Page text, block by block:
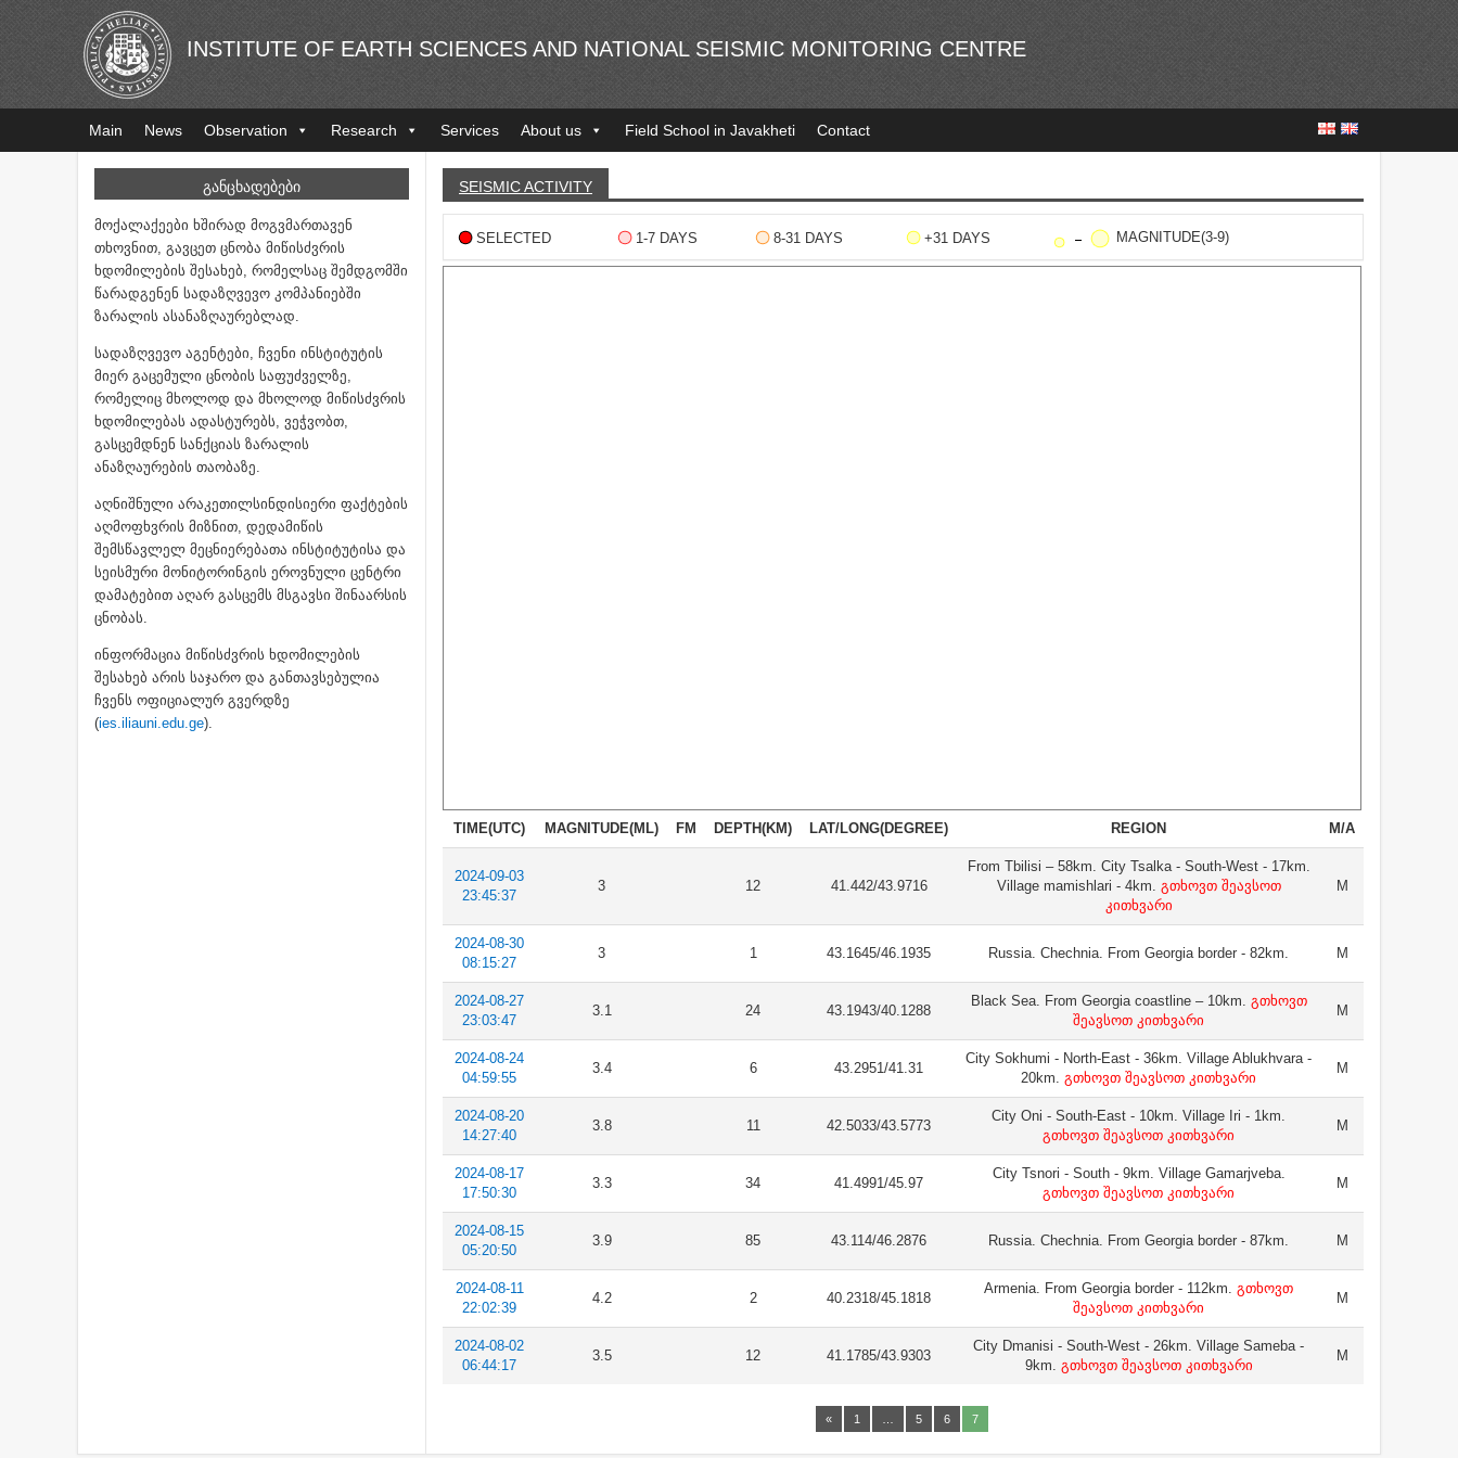
INSTITUTE OF EARTH SCIENCES AND NATIONAL SEISMIC MONITORING CENTRE
Main News Observation Research Services About us Field School in Javakheti Contact
ᲒᲐᲜᲪᲮᲐᲓᲔᲑᲔᲑᲘ
მოქალაქეები ხშირად მოგვმართავენ
თხოვნით, გავცეთ ცნობა მიწისძვრის
ხდომილების შესახებ, რომელსაც შემდგომში
წარადგენენ სადაზღვევო კომპანიებში
ზარალის ასანაზღაურებლად.
სადაზღვევო აგენტები, ჩვენი ინსტიტუტის
მიერ გაცემული ცნობის საფუძველზე,
რომელიც მხოლოდ და მხოლოდ მიწისძვრის
ხდომილებას ადასტურებს, ვეჭვობთ,
გასცემდნენ სანქციას ზარალის
ანაზღაურების თაობაზე.
აღნიშნული არაკეთილსინდისიერი ფაქტების
აღმოფხვრის მიზნით, დედამიწის
შემსწავლელ მეცნიერებათა ინსტიტუტისა და
სეისმური მონიტორინგის ეროვნული ცენტრი
დამატებით აღარ გასცემს მსგავსი შინაარსის
ცნობას.
ინფორმაცია მიწისძვრის ხდომილების
შესახებ არის საჯარო და განთავსებულია
ჩვენს ოფიციალურ გვერდზე
(ies.iliauni.edu.ge).
SEISMIC ACTIVITY
SELECTED 1-7 DAYS 8-31 DAYS +31 DAYS MAGNITUDE(3-9)
TIME(UTC) MAGNITUDE(ML) FM DEPTH(KM) LAT/LONG(DEGREE) REGION M/A
2024-09-03
23:45:37
3 12 41.442/43.9716
From Tbilisi – 58km. City Tsalka - South-West - 17km.
Village mamishlari - 4km. გთხოვთ შეავსოთ
კითხვარი
M
2024-08-30
08:15:27
3 1 43.1645/46.1935 Russia. Chechnia. From Georgia border - 82km. M
2024-08-27
23:03:47
3.1 24 43.1943/40.1288
Black Sea. From Georgia coastline – 10km. გთხოვთ
შეავსოთ კითხვარი
M
2024-08-24
04:59:55
3.4 6 43.2951/41.31
City Sokhumi - North-East - 36km. Village Ablukhvara -
20km. გთხოვთ შეავსოთ კითხვარი
M
2024-08-20
14:27:40
3.8 11 42.5033/43.5773
City Oni - South-East - 10km. Village Iri - 1km.
გთხოვთ შეავსოთ კითხვარი
M
2024-08-17
17:50:30
3.3 34 41.4991/45.97
City Tsnori - South - 9km. Village Gamarjveba.
გთხოვთ შეავსოთ კითხვარი
M
2024-08-15
05:20:50
3.9 85 43.114/46.2876 Russia. Chechnia. From Georgia border - 87km. M
2024-08-11
22:02:39
4.2 2 40.2318/45.1818
Armenia. From Georgia border - 112km. გთხოვთ
შეავსოთ კითხვარი
M
2024-08-02
06:44:17
3.5 12 41.1785/43.9303
City Dmanisi - South-West - 26km. Village Sameba -
9km. გთხოვთ შეავსოთ კითხვარი
M
« 1 5 6 7